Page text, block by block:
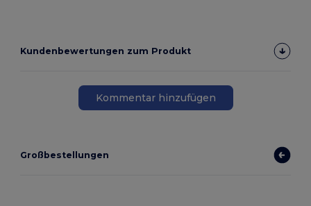
Kundenbewertungen zum Produkt
Kommentar hinzufügen
Großbestellungen